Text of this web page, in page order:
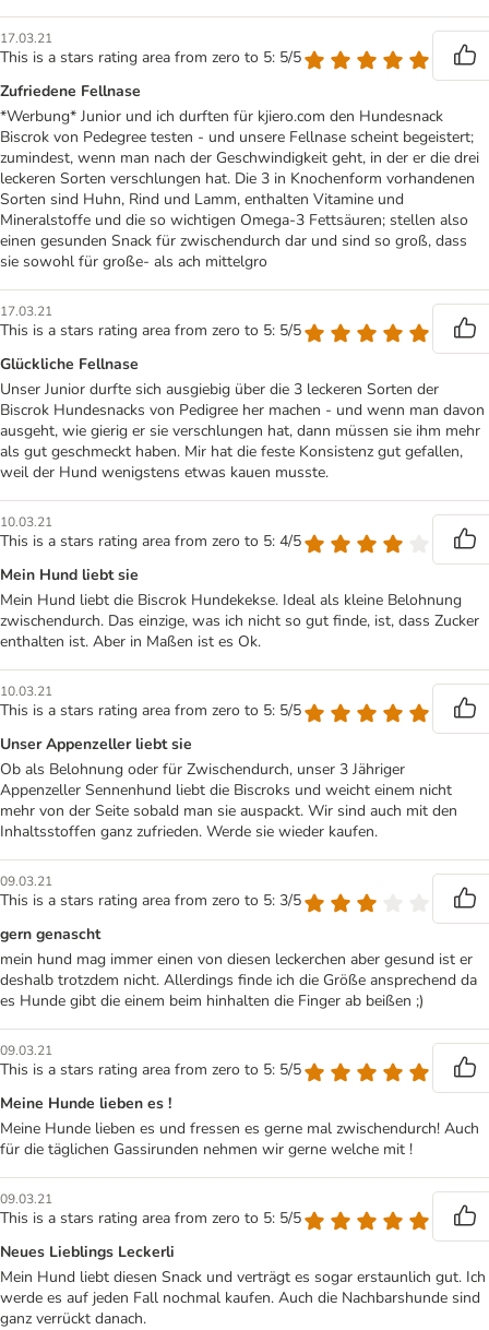
17.03.21
This is a stars rating area from zero to 5: 5/5
Zufriedene Fellnase
*Werbung* Junior und ich durften für kjiero.com den Hundesnack
Biscrok von Pedegree testen - und unsere Fellnase scheint begeistert;
zumindest, wenn man nach der Geschwindigkeit geht, in der er die drei
leckeren Sorten verschlungen hat. Die 3 in Knochenform vorhandenen
Sorten sind Huhn, Rind und Lamm, enthalten Vitamine und
Mineralstoffe und die so wichtigen Omega-3 Fettsäuren; stellen also
einen gesunden Snack für zwischendurch dar und sind so groß, dass
sie sowohl für große- als ach mittelgro
17.03.21
This is a stars rating area from zero to 5: 5/5
Glückliche Fellnase
Unser Junior durfte sich ausgiebig über die 3 leckeren Sorten der
Biscrok Hundesnacks von Pedigree her machen - und wenn man davon
ausgeht, wie gierig er sie verschlungen hat, dann müssen sie ihm mehr
als gut geschmeckt haben. Mir hat die feste Konsistenz gut gefallen,
weil der Hund wenigstens etwas kauen musste.
10.03.21
This is a stars rating area from zero to 5: 4/5
Mein Hund liebt sie
Mein Hund liebt die Biscrok Hundekekse. Ideal als kleine Belohnung
zwischendurch. Das einzige, was ich nicht so gut finde, ist, dass Zucker
enthalten ist. Aber in Maßen ist es Ok.
10.03.21
This is a stars rating area from zero to 5: 5/5
Unser Appenzeller liebt sie
Ob als Belohnung oder für Zwischendurch, unser 3 Jähriger
Appenzeller Sennenhund liebt die Biscroks und weicht einem nicht
mehr von der Seite sobald man sie auspackt. Wir sind auch mit den
Inhaltsstoffen ganz zufrieden. Werde sie wieder kaufen.
09.03.21
This is a stars rating area from zero to 5: 3/5
gern genascht
mein hund mag immer einen von diesen leckerchen aber gesund ist er
deshalb trotzdem nicht. Allerdings finde ich die Größe ansprechend da
es Hunde gibt die einem beim hinhalten die Finger ab beißen ;)
09.03.21
This is a stars rating area from zero to 5: 5/5
Meine Hunde lieben es !
Meine Hunde lieben es und fressen es gerne mal zwischendurch! Auch
für die täglichen Gassirunden nehmen wir gerne welche mit !
09.03.21
This is a stars rating area from zero to 5: 5/5
Neues Lieblings Leckerli
Mein Hund liebt diesen Snack und verträgt es sogar erstaunlich gut. Ich
werde es auf jeden Fall nochmal kaufen. Auch die Nachbarshunde sind
ganz verrückt danach.